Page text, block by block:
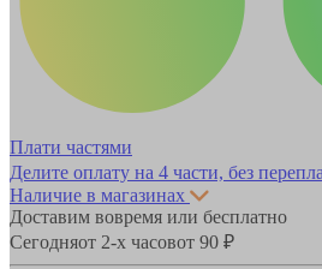
Плати частями
Делите оплату на 4 части, без
Наличие в магазинах
Доставим вовремя или бесплатно
Сегодняот 2-х часовот 90 ₽